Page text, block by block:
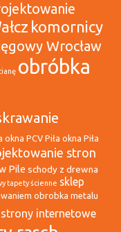
komornicy
Wrocław
obróbka
okna PCV Piła okna Piła
stron
Pile schody z drewna
tapety ścienne sklep
obrobka metalu
strony internetowe